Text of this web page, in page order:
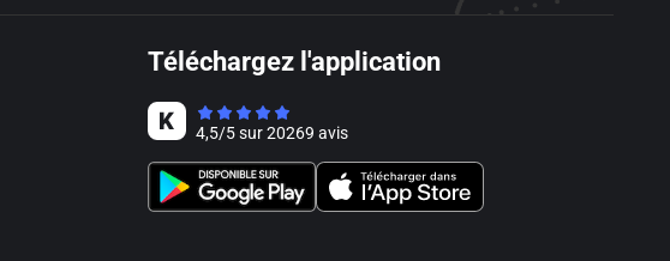
Téléchargez l'application
4,5/5sur20269 avis